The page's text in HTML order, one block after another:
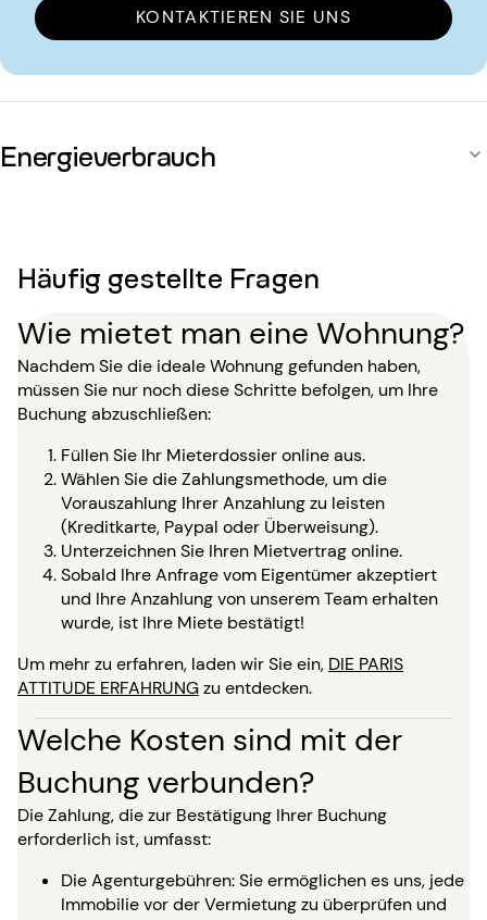
KONTAKTIEREN SIE UNS
Energieverbrauch
Häufig gestellte Fragen
Wie mietet man eine Wohnung?
Nachdem Sie die ideale Wohnung gefunden haben,
müssen Sie nur noch diese Schritte befolgen, um Ihre
Buchung abzuschließen:
Füllen Sie Ihr Mieterdossier online aus.
Wählen Sie die Zahlungsmethode, um die
Vorauszahlung Ihrer Anzahlung zu leisten
(Kreditkarte, Paypal oder Überweisung).
Unterzeichnen Sie Ihren Mietvertrag online.
Sobald Ihre Anfrage vom Eigentümer akzeptiert
und Ihre Anzahlung von unserem Team erhalten
wurde, ist Ihre Miete bestätigt!
Um mehr zu erfahren, laden wir Sie ein, DIE PARIS
ATTITUDE ERFAHRUNGzu entdecken.
Welche Kosten sind mit der
Buchung verbunden?
Die Zahlung, die zur Bestätigung Ihrer Buchung
erforderlich ist, umfasst:
Die Agenturgebühren: Sie ermöglichen es uns, jede
Immobilie vor der Vermietung zu überprüfen und